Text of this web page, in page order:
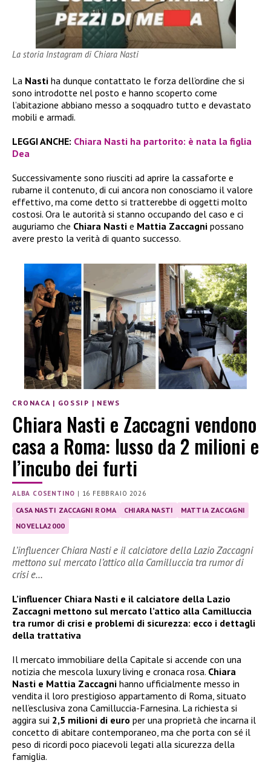
La storia Instagram di Chiara Nasti
La Nasti ha dunque contattato le forza dell’ordine che si
sono introdotte nel posto e hanno scoperto come
l’abitazione abbiano messo a soqquadro tutto e devastato
mobili e armadi.
LEGGI ANCHE: Chiara Nasti ha partorito: è nata la figlia
Dea
Successivamente sono riusciti ad aprire la cassaforte e
rubarne il contenuto, di cui ancora non conosciamo il valore
effettivo, ma come detto si tratterebbe di oggetti molto
costosi. Ora le autorità si stanno occupando del caso e ci
auguriamo che Chiara Nasti e Mattia Zaccagni possano
avere presto la verità di quanto successo.
CRONACA | GOSSIP | NEWS
Chiara Nasti e Zaccagni vendono
casa a Roma: lusso da 2 milioni e
l’incubo dei furti
ALBA COSENTINO | 16 FEBBRAIO 2026
CASA NASTI ZACCAGNI ROMA CHIARA NASTI
MATTIA ZACCAGNI
NOVELLA2000
L’influencer Chiara Nasti e il calciatore della Lazio Zaccagni
mettono sul mercato l’attico alla Camilluccia tra rumor di
crisi e…
L’influencer Chiara Nasti e il calciatore della Lazio
Zaccagni mettono sul mercato l’attico alla Camilluccia
tra rumor di crisi e problemi di sicurezza: ecco i dettagli
della trattativa
Il mercato immobiliare della Capitale si accende con una
notizia che mescola luxury living e cronaca rosa. Chiara
Nasti e Mattia Zaccagni hanno ufficialmente messo in
vendita il loro prestigioso appartamento di Roma, situato
nell’esclusiva zona Camilluccia-Farnesina. La richiesta si
aggira sui 2,5 milioni di euro per una proprietà che incarna il
concetto di abitare contemporaneo, ma che porta con sé il
peso di ricordi poco piacevoli legati alla sicurezza della
famiglia.